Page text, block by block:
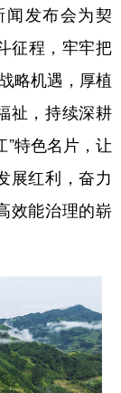
发布会为契
征程，牢牢把
略机遇，厚植
祉，持续深耕
特色名片，让
展红利，奋力
效能治理的崭